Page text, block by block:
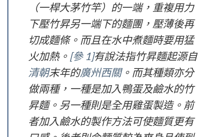
（一桿大茅竹竿）的一端，重複用力
下壓竹昇另一端下的麵團，壓薄後再
切成麵條。而且在水中煮麵時要用猛
火加熱。 [參 1]有說法指竹昇麵起源自
清朝末年的廣州西關。而其種類亦分
做兩種，一種是加入鴨蛋及鹼水的竹
昇麵。另一種則是全用雞蛋製造。前
者加入鹼水的製作方法可使麵質更有